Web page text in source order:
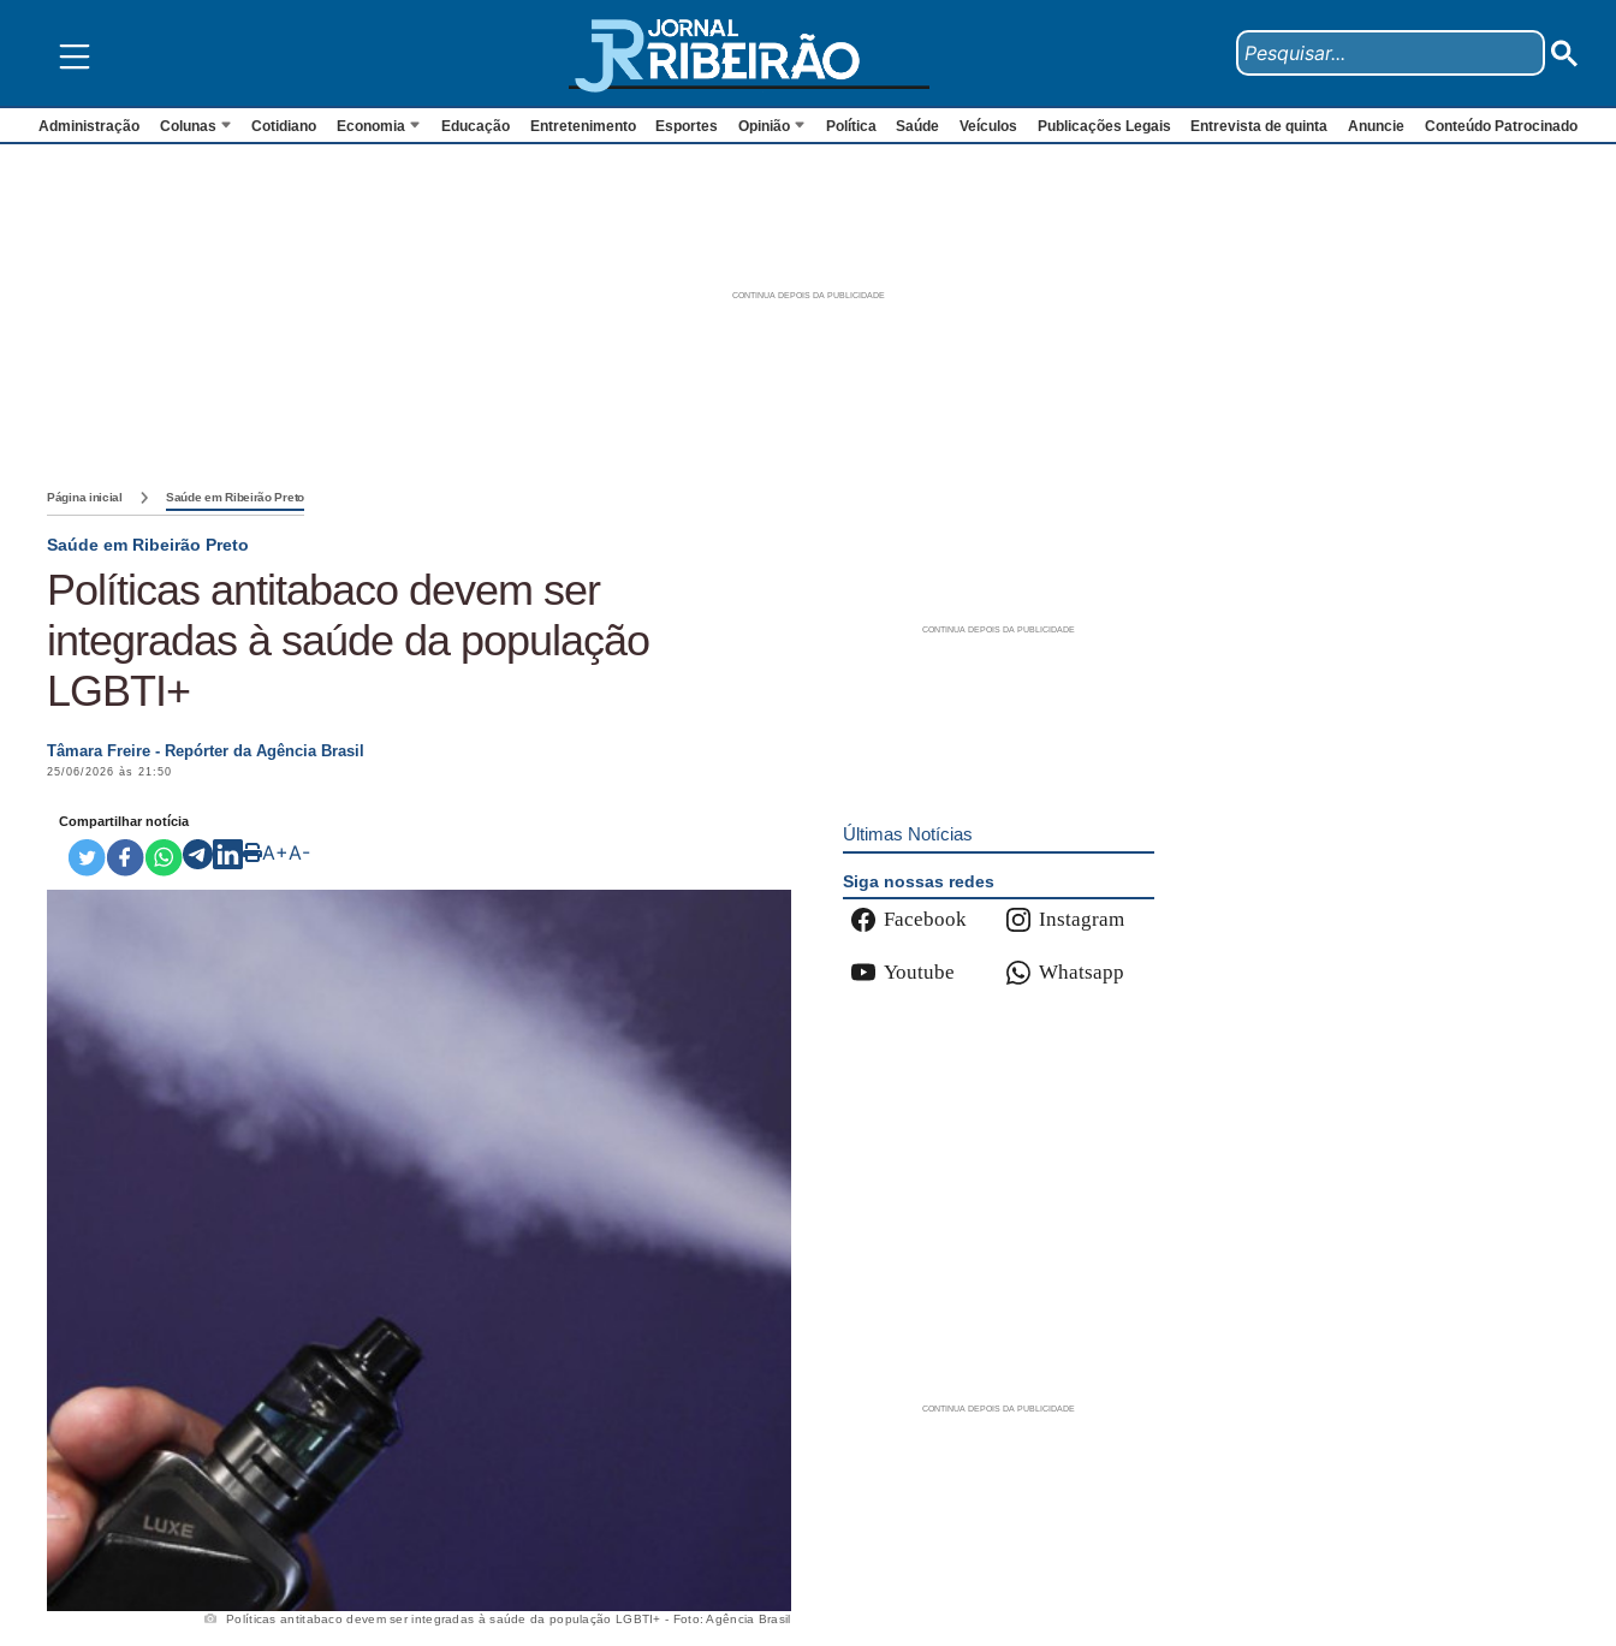
Administração Colunas Cotidiano Economia Educação Entretenimento Esportes Opinião Política Saúde Veículos Publicações Legais Entrevista de quinta Anuncie Conteúdo Patrocinado
Página inicial Saúde em Ribeirão Preto
Saúde em Ribeirão Preto
Políticas antitabaco devem ser
integradas à saúde da população
LGBTI+
Tâmara Freire - Repórter da Agência Brasil
25/06/2026 às 21:50
Compartilhar notícia
A+A-
Políticas antitabaco devem ser integradas à saúde da população LGBTI+ - Foto: Agência Brasil
Últimas Notícias
Siga nossas redes
Facebook Instagram
Youtube Whatsapp